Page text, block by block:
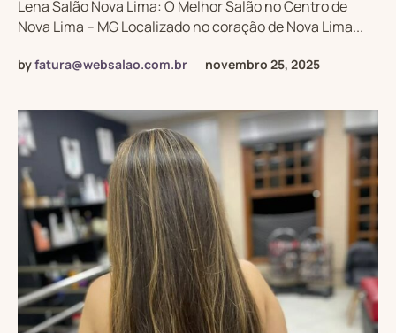
Lena Salão Nova Lima: O Melhor Salão no Centro de
Nova Lima – MG Localizado no coração de Nova Lima...
byfatura@websalao.com.br novembro 25, 2025